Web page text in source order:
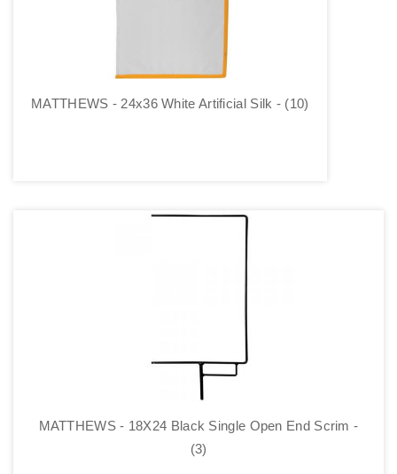
MATTHEWS - 24x36 White Artificial Silk - (10)
MATTHEWS - 18X24 Black Single Open End Scrim -
(3)